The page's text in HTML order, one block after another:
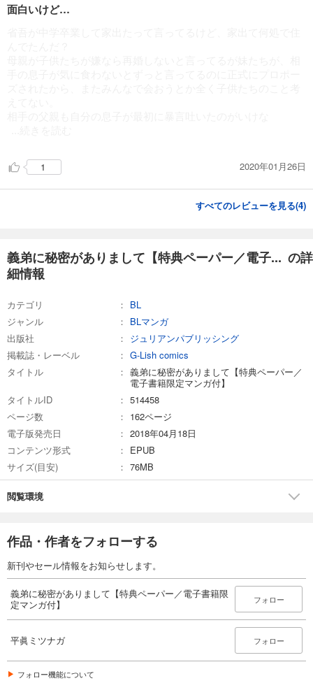
面白いけど…
1 2020年01月26日
すべてのレビューを見る(4)
義弟に秘密がありまして【特典ペーパー／電子... の詳
細情報
カテゴリ
BL
ジャンル
BLマンガ
出版社
ジュリアンパブリッシング
掲載誌・レーベル
G-Lish comics
タイトル
義弟に秘密がありまして【特典ペーパー／
電子書籍限定マンガ付】
タイトルID
514458
ページ数
162ページ
電子版発売日
2018年04月18日
コンテンツ形式
EPUB
サイズ(目安)
76MB
閲覧環境
作品・作者をフォローする
新刊やセール情報をお知らせします。
義弟に秘密がありまして【特典ペーパー／電子書籍限
定マンガ付】
フォロー
平眞ミツナガ フォロー
フォロー機能について